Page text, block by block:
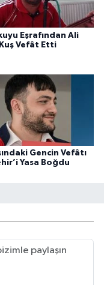
Eşrafından Ali
Vefât Etti
Gencin Vefâtı
Yasa Boğdu